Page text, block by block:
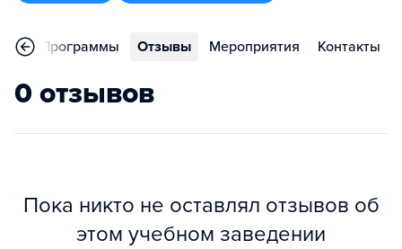
Программы Отзывы Мероприятия Контакты
0 отзывов
Пока никто не оставлял отзывов об
этом учебном заведении